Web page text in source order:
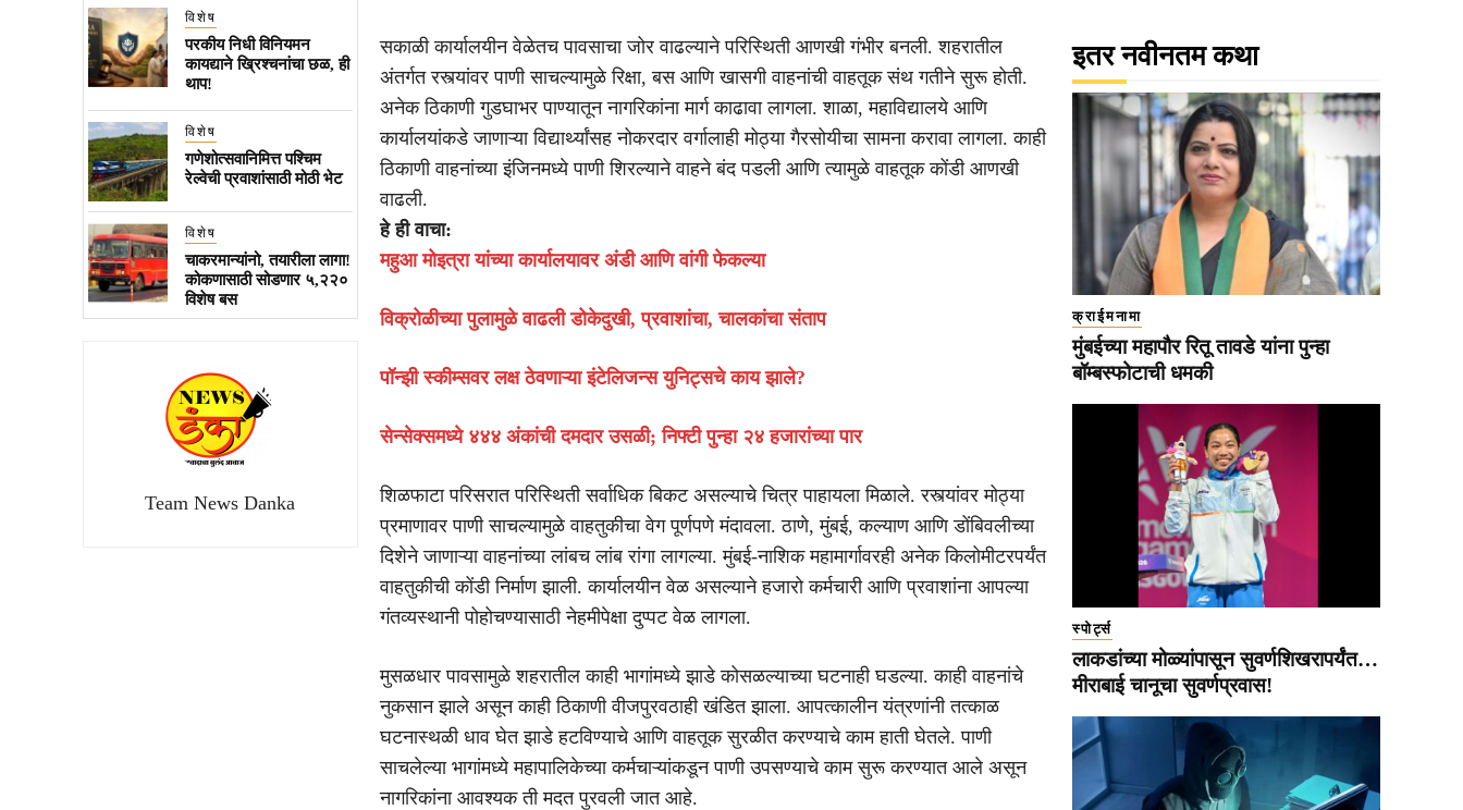
विशेष
परकीय निधी विनियमन
कायद्याने ख्रिश्चनांचा छळ, ही
थाप!
विशेष
गणेशोत्सवानिमित्त पश्चिम
रेल्वेची प्रवाशांसाठी मोठी भेट
विशेष
चाकरमान्यांनो, तयारीला लागा!
कोकणासाठी सोडणार ५,२२०
विशेष बस
Team News Danka
सकाळी कार्यालयीन वेळेतच पावसाचा जोर वाढल्याने परिस्थिती आणखी गंभीर बनली. शहरातील
अंतर्गत रस्त्यांवर पाणी साचल्यामुळे रिक्षा, बस आणि खासगी वाहनांची वाहतूक संथ गतीने सुरू होती.
अनेक ठिकाणी गुडघाभर पाण्यातून नागरिकांना मार्ग काढावा लागला. शाळा, महाविद्यालये आणि
कार्यालयांकडे जाणाऱ्या विद्यार्थ्यांसह नोकरदार वर्गालाही मोठ्या गैरसोयीचा सामना करावा लागला. काही
ठिकाणी वाहनांच्या इंजिनमध्ये पाणी शिरल्याने वाहने बंद पडली आणि त्यामुळे वाहतूक कोंडी आणखी
वाढली.
हे ही वाचा:
महुआ मोइत्रा यांच्या कार्यालयावर अंडी आणि वांगी फेकल्या
विक्रोळीच्या पुलामुळे वाढली डोकेदुखी, प्रवाशांचा, चालकांचा संताप
पॉन्झी स्कीम्सवर लक्ष ठेवणाऱ्या इंटेलिजन्स युनिट्सचे काय झाले?
सेन्सेक्समध्ये ४४४ अंकांची दमदार उसळी; निफ्टी पुन्हा २४ हजारांच्या पार
शिळफाटा परिसरात परिस्थिती सर्वाधिक बिकट असल्याचे चित्र पाहायला मिळाले. रस्त्यांवर मोठ्या
प्रमाणावर पाणी साचल्यामुळे वाहतुकीचा वेग पूर्णपणे मंदावला. ठाणे, मुंबई, कल्याण आणि डोंबिवलीच्या
दिशेने जाणाऱ्या वाहनांच्या लांबच लांब रांगा लागल्या. मुंबई-नाशिक महामार्गावरही अनेक किलोमीटरपर्यंत
वाहतुकीची कोंडी निर्माण झाली. कार्यालयीन वेळ असल्याने हजारो कर्मचारी आणि प्रवाशांना आपल्या
गंतव्यस्थानी पोहोचण्यासाठी नेहमीपेक्षा दुप्पट वेळ लागला.
मुसळधार पावसामुळे शहरातील काही भागांमध्ये झाडे कोसळल्याच्या घटनाही घडल्या. काही वाहनांचे
नुकसान झाले असून काही ठिकाणी वीजपुरवठाही खंडित झाला. आपत्कालीन यंत्रणांनी तत्काळ
घटनास्थळी धाव घेत झाडे हटविण्याचे आणि वाहतूक सुरळीत करण्याचे काम हाती घेतले. पाणी
साचलेल्या भागांमध्ये महापालिकेच्या कर्मचाऱ्यांकडून पाणी उपसण्याचे काम सुरू करण्यात आले असून
नागरिकांना आवश्यक ती मदत पुरवली जात आहे.
इतर नवीनतम कथा
क्राईमनामा
मुंबईच्या महापौर रितू तावडे यांना पुन्हा
बॉम्बस्फोटाची धमकी
स्पोर्ट्स
लाकडांच्या मोळ्यांपासून सुवर्णशिखरापर्यंत…
मीराबाई चानूचा सुवर्णप्रवास!